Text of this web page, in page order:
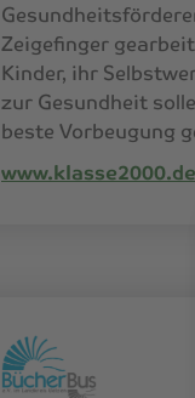
Zeigefinger
Kinder, ihr
zur Gesundheit
beste Vorbeugung
www.klasse2000.de